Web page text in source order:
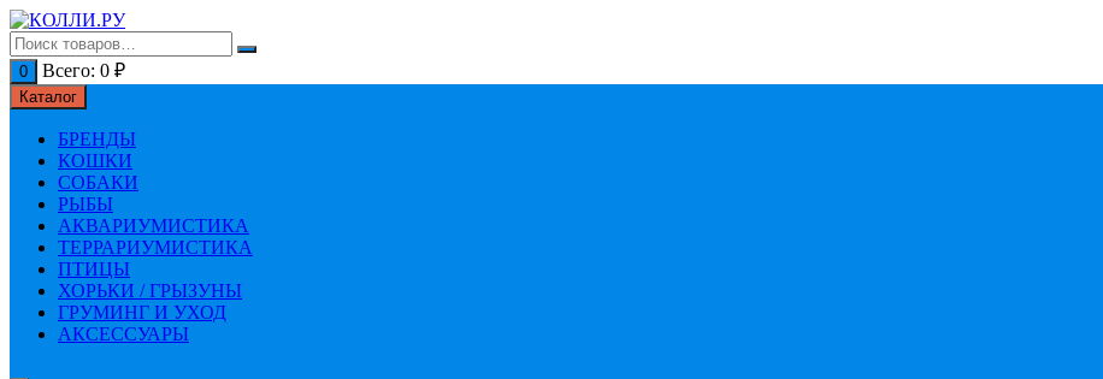
Перейти
к
содержимому
0 Всего: 0 ₽
Каталог
БРЕНДЫ
КОШКИ
СОБАКИ
РЫБЫ
АКВАРИУМИСТИКА
ТЕРРАРИУМИСТИКА
ПТИЦЫ
ХОРЬКИ / ГРЫЗУНЫ
ГРУМИНГ И УХОД
АКСЕССУАРЫ